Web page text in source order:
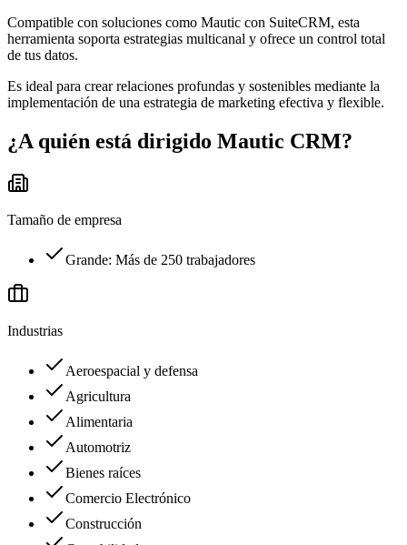
Compatible con soluciones como Mautic con SuiteCRM, esta
herramienta soporta estrategias multicanal y ofrece un control total
de tus datos.
Es ideal para crear relaciones profundas y sostenibles mediante la
implementación de una estrategia de marketing efectiva y flexible.
¿A quién está dirigido Mautic CRM?
Tamaño de empresa
Grande: Más de 250 trabajadores
Industrias
Aeroespacial y defensa
Agricultura
Alimentaria
Automotriz
Bienes raíces
Comercio Electrónico
Construcción